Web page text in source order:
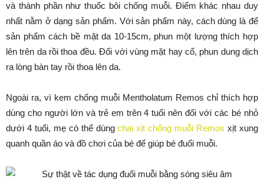
và thành phần như thuốc bôi chống muỗi. Điểm khác nhau duy
nhất nằm ở dạng sản phẩm. Với sản phẩm này, cách dùng là để
sản phẩm cách bề mặt da 10-15cm, phun một lượng thích hợp
lên trên da rồi thoa đều. Đối với vùng mặt hay cổ, phun dung dịch
ra lòng bàn tay rồi thoa lên da.
Ngoài ra, vì kem chống muỗi Mentholatum Remos chỉ thích hợp
dùng cho người lớn và trẻ em trên 4 tuổi nên đối với các bé nhỏ
dưới 4 tuổi, mẹ có thể dùngchai xịt chống muỗi Remos xịt xung
quanh quần áo và đồ chơi của bé để giúp bé đuổi muỗi.